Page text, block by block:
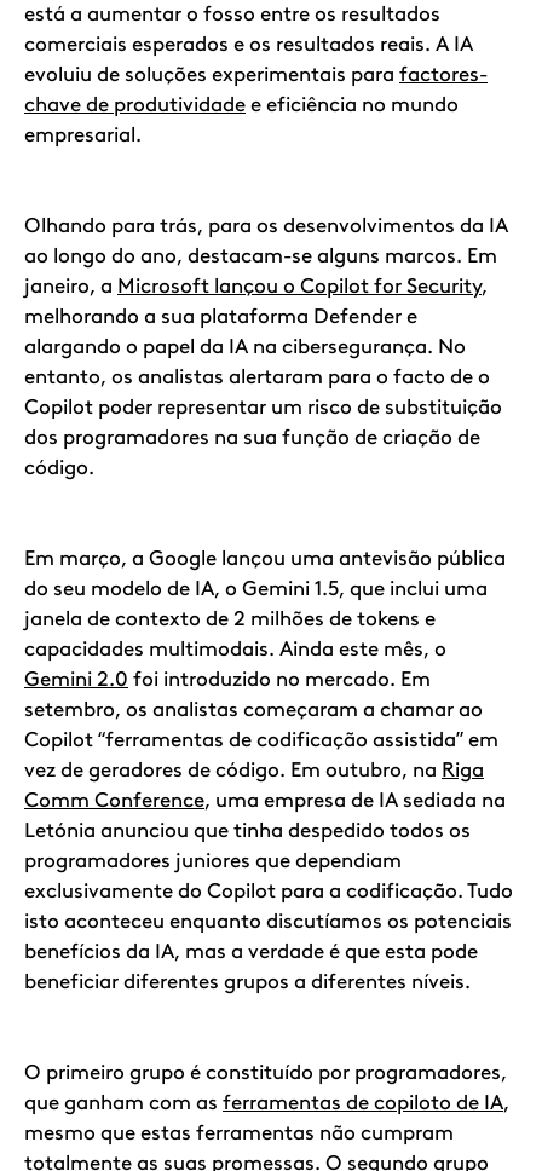
está a aumentar o fosso entre os resultados
comerciais esperados e os resultados reais. A IA
evoluiu de soluções experimentais para factores-
chave de produtividade e eficiência no mundo
empresarial.
Olhando para trás, para os desenvolvimentos da IA
ao longo do ano, destacam-se alguns marcos. Em
janeiro, a Microsoft lançou o Copilot for Security,
melhorando a sua plataforma Defender e
alargando o papel da IA na cibersegurança. No
entanto, os analistas alertaram para o facto de o
Copilot poder representar um risco de substituição
dos programadores na sua função de criação de
código.
Em março, a Google lançou uma antevisão pública
do seu modelo de IA, o Gemini 1.5, que inclui uma
janela de contexto de 2 milhões de tokens e
capacidades multimodais. Ainda este mês, o
Gemini 2.0 foi introduzido no mercado. Em
setembro, os analistas começaram a chamar ao
Copilot “ferramentas de codificação assistida” em
vez de geradores de código. Em outubro, na Riga
Comm Conference, uma empresa de IA sediada na
Letónia anunciou que tinha despedido todos os
programadores juniores que dependiam
exclusivamente do Copilot para a codificação. Tudo
isto aconteceu enquanto discutíamos os potenciais
benefícios da IA, mas a verdade é que esta pode
beneficiar diferentes grupos a diferentes níveis.
O primeiro grupo é constituído por programadores,
que ganham com as ferramentas de copiloto de IA,
mesmo que estas ferramentas não cumpram
totalmente as suas promessas. O segundo grupo